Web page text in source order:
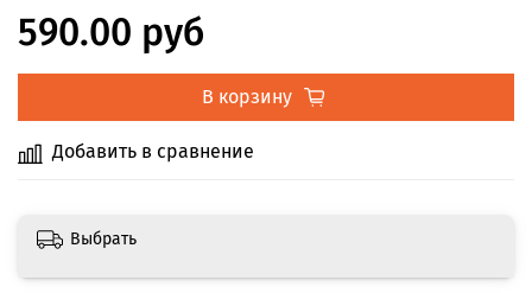
Добавить в сравнение
590.00 руб
В корзину
Выбрать